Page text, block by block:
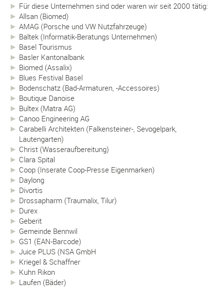
Für diese Unternehmen sind oder waren wir seit 2000 tätig:
Allsan (Biomed)
AMAG (Porsche und VW Nutzfahrzeuge)
Baltek (Informatik-Beratungs Unternehmen)
Basel Tourismus
Basler Kantonalbank
Biomed (Assalix)
Blues Festival Basel
Bodenschatz (Bad-Armaturen, -Accessoires)
Boutique Danoise
Bultex (Matra AG)
Canoo Engineering AG
Carabelli Architekten (Falkensteiner-, Sevogelpark,
Lautengarten)
Christ (Wasseraufbereitung)
Clara Spital
Coop (Inserate Coop-Presse Eigenmarken)
Daylong
Divortis
Drossapharm (Traumalix, Tilur)
Durex
Geberit
Gemeinde Bennwil
GS1 (EAN-Barcode)
Juice PLUS (NSA GmbH
Kriegel & Schaffner
Kuhn Rikon
Laufen (Bäder)